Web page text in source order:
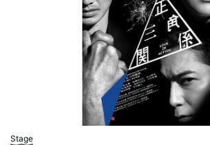
Stage